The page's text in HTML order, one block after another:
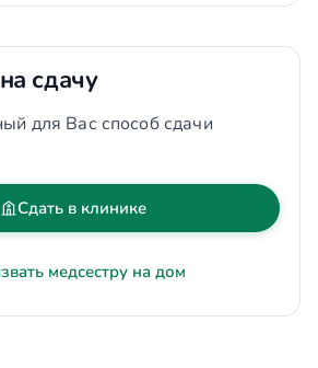
сдачу
для Вас способ сдачи
Сдать в клинике
медсестру на дом